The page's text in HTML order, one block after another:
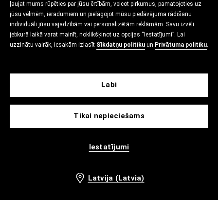
ļaujat mums rūpēties par jūsu ērtībām, veicot pirkumus, pamatojoties uz
jūsu vēlmēm, ieradumiem un pielāgojot mūsu piedāvājuma rādīšanu
individuāli jūsu vajadzībām vai personalizētām reklāmām. Savu izvēli
jebkurā laikā varat mainīt, noklikšķinot uz opcijas “Iestatījumi”. Lai
uzzinātu vairāk, iesakām izlasīt Sīkdatņu politiku un Privātuma politiku.
Tikai nepieciešams
Iestatījumi
Labi
Latvija (Latvia)